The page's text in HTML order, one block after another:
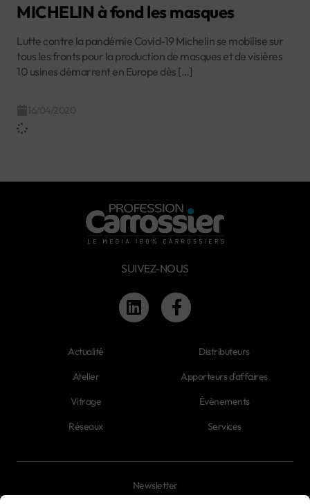
MICHELIN à fond les masques
Lutte contre la pandémie Covid-19 Michelin se mobilise sur
tous les fronts pour la production de masques et de visières
10 usines démarrent en Europe dès […]
SUIVEZ-NOUS
Actualité
Atelier
Vitrage
Réseaux
Distributeurs
Apporteurs d'affaires
Évènements
Services
Newsletter